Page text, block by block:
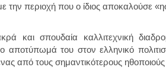
την περιοχή που ο ίδιος αποκαλούσε
και σπουδαία καλλιτεχνική
αποτύπωμά του στον ελληνικό
από τους σημαντικότερους ηθοποιούς